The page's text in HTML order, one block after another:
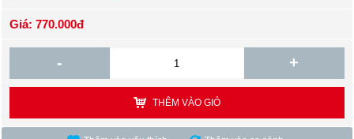
Giá: 770.000đ
- +
THÊM VÀO GIỎ